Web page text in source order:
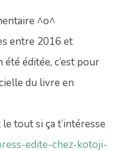
^o^
entre 2016 et
été éditée, c’est pour
du livre en
tout si ça t’intéresse
edite-chez-kotoji-